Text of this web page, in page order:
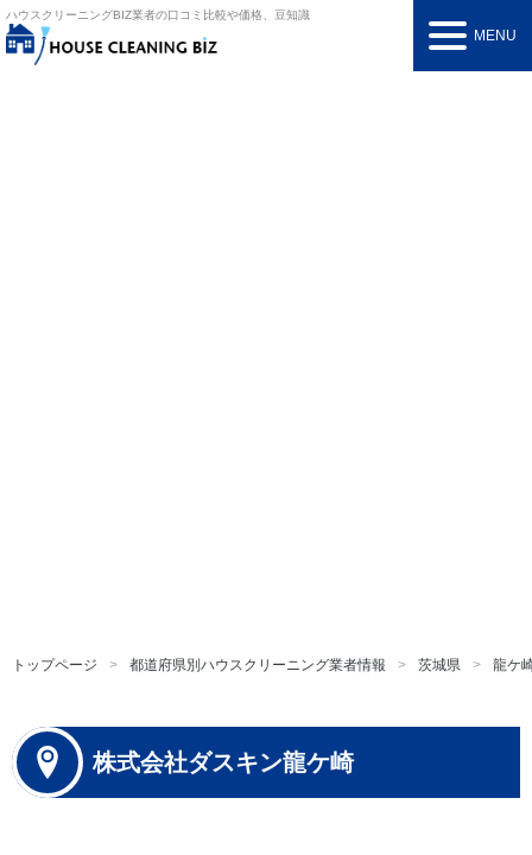
ハウスクリーニングBIZ業者の口コミ比較や価格、豆知識
MENU
トップページ 都道府県別ハウスクリーニング業者情報 茨城県 龍ケ
株式会社ダスキン龍ケ崎